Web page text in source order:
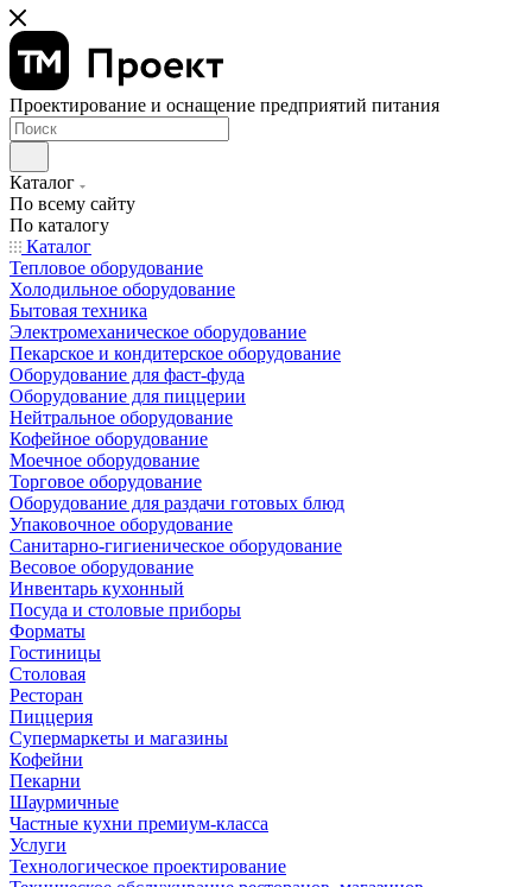
Проектирование и оснащение предприятий питания
Каталог
По всему сайту
По каталогу
Каталог
Тепловое оборудование
Холодильное оборудование
Бытовая техника
Электромеханическое оборудование
Пекарское и кондитерское оборудование
Оборудование для фаст-фуда
Оборудование для пиццерии
Нейтральное оборудование
Кофейное оборудование
Моечное оборудование
Торговое оборудование
Оборудование для раздачи готовых блюд
Упаковочное оборудование
Санитарно-гигиеническое оборудование
Весовое оборудование
Инвентарь кухонный
Посуда и столовые приборы
Форматы
Гостиницы
Столовая
Ресторан
Пиццерия
Супермаркеты и магазины
Кофейни
Пекарни
Шаурмичные
Частные кухни премиум-класса
Услуги
Технологическое проектирование